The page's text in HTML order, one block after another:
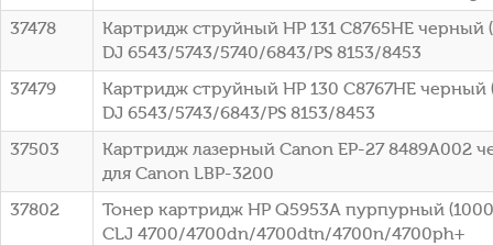
37478
Картридж струйный HP 131 C8765HE черный
DJ 6543/5743/5740/6843/PS 8153/8453
37479
Картридж струйный HP 130 C8767HE черный
DJ 6543/5743/6843/PS 8153/8453
37503
Картридж лазерный Canon EP-27 8489A002
для Canon LBP-3200
37802
Тонер картридж HP Q5953A пурпурный
CLJ 4700/4700dn/4700dtn/4700n/4700ph+